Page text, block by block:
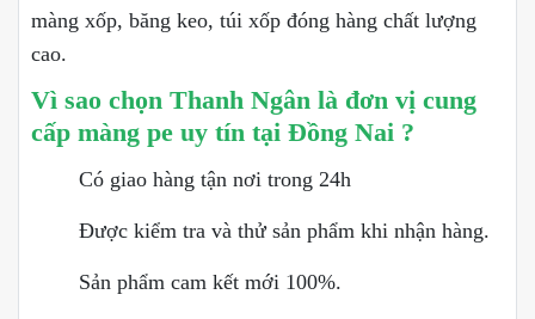
màng xốp, băng keo, túi xốp đóng hàng chất lượng
cao.
Vì sao chọn Thanh Ngân là đơn vị cung
cấp màng pe uy tín tại Đồng Nai ?
Có giao hàng tận nơi trong 24h
Được kiểm tra và thử sản phẩm khi nhận hàng.
Sản phẩm cam kết mới 100%.